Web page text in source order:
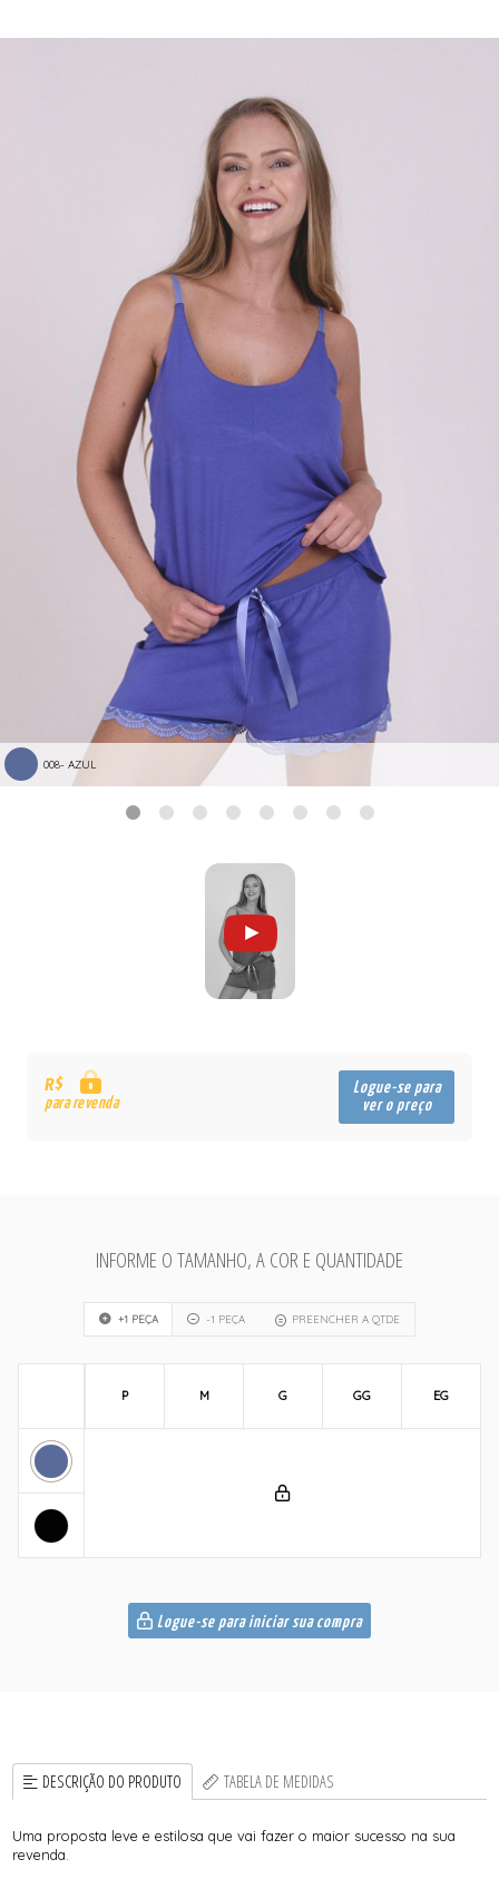
008- AZUL
R$
para revenda
Logue-se para
ver o preço
INFORME O TAMANHO, A COR E QUANTIDADE
+1 PEÇA -1 PEÇA PREENCHER A QTDE
P M G GG EG
Logue-se para iniciar sua compra
DESCRIÇÃO DO PRODUTO TABELA DE MEDIDAS
Uma proposta leve e estilosa que vai fazer o maior sucesso na sua
revenda.